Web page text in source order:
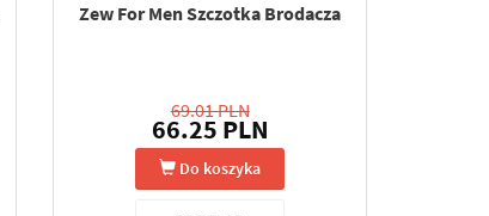
Zew For Men Szczotka Brodacza
69.01 PLN
66.25 PLN
Do koszyka